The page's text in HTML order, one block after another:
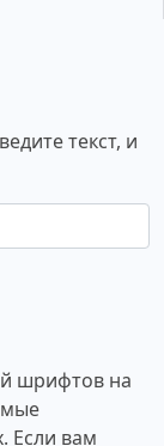
текст, и
шрифтов на
Если вам